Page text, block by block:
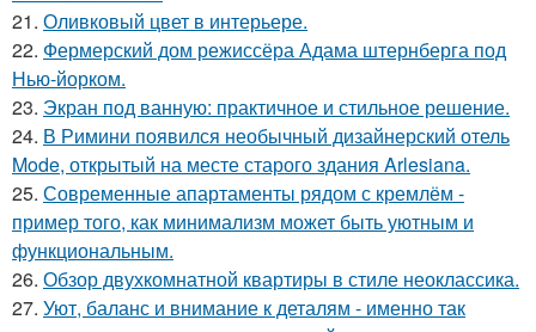
21. Оливковый цвет в интерьере.
22. Фермерский дом режиссёра Адама штернберга под
Нью-йорком.
23. Экран под ванную: практичное и стильное решение.
24. В Римини появился необычный дизайнерский отель
Mode, открытый на месте старого здания Arlesiana.
25. Современные апартаменты рядом с кремлём -
пример того, как минимализм может быть уютным и
функциональным.
26. Обзор двухкомнатной квартиры в стиле неоклассика.
27. Уют, баланс и внимание к деталям - именно так